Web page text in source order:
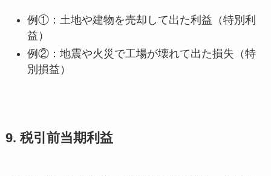
例①：土地や建物を売却して出た利益（特別利
益）
例②：地震や火災で工場が壊れて出た損失（特
別損益）
9. 税引前当期利益